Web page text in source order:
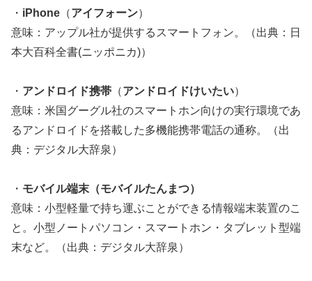
・ iPhone （アイフォーン）
意味：アップル社が提供するスマートフォン。（出典：日
本大百科全書(ニッポニカ)）
・ アンドロイド携帯 （アンドロイドけいたい）
意味：米国グーグル社のスマートホン向けの実行環境であ
るアンドロイドを搭載した多機能携帯電話の通称。（出
典：デジタル大辞泉）
・ モバイル端末（モバイルたんまつ）
意味：小型軽量で持ち運ぶことができる情報端末装置のこ
と。小型ノートパソコン・スマートホン・タブレット型端
末など。（出典：デジタル大辞泉）